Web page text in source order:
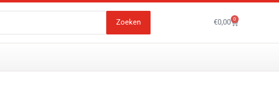
Zoeken €0,00 0
Winkelwagen